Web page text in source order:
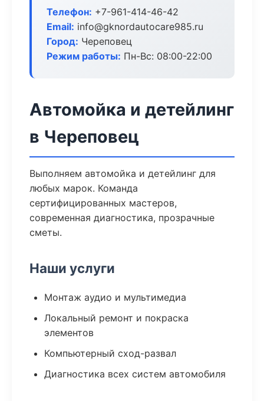
Телефон: +7-961-414-46-42
Email: info@gknordautocare985.ru
Город: Череповец
Режим работы: Пн-Вс: 08:00-22:00
Автомойка и детейлинг
в Череповец
Выполняем автомойка и детейлинг для
любых марок. Команда
сертифицированных мастеров,
современная диагностика, прозрачные
сметы.
Наши услуги
Монтаж аудио и мультимедиа
Локальный ремонт и покраска
элементов
Компьютерный сход-развал
Диагностика всех систем автомобиля